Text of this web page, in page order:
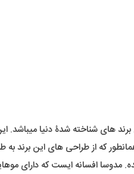
که از طراحی های این برند
مدوسا افسانه ایست که